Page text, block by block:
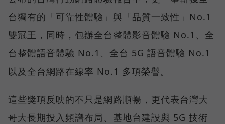
台獨有的「可靠性體驗」與「品質一致性」No.1
雙冠王，同時，包辦全台整體影音體驗 No.1、全
台整體語音體驗 No.1、全台 5G 語音體驗 No.1
以及全台網路在線率 No.1 多項榮譽。
這些獎項反映的不只是網路順暢，更代表台灣大
哥大長期投入頻譜布局、基地台建設與 5G 技術